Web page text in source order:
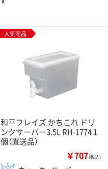
人気商品
和平フレイズ かちこれ ドリ
ンクサーバー3.5L RH-1774 1
個（直送品）
￥707（税込）